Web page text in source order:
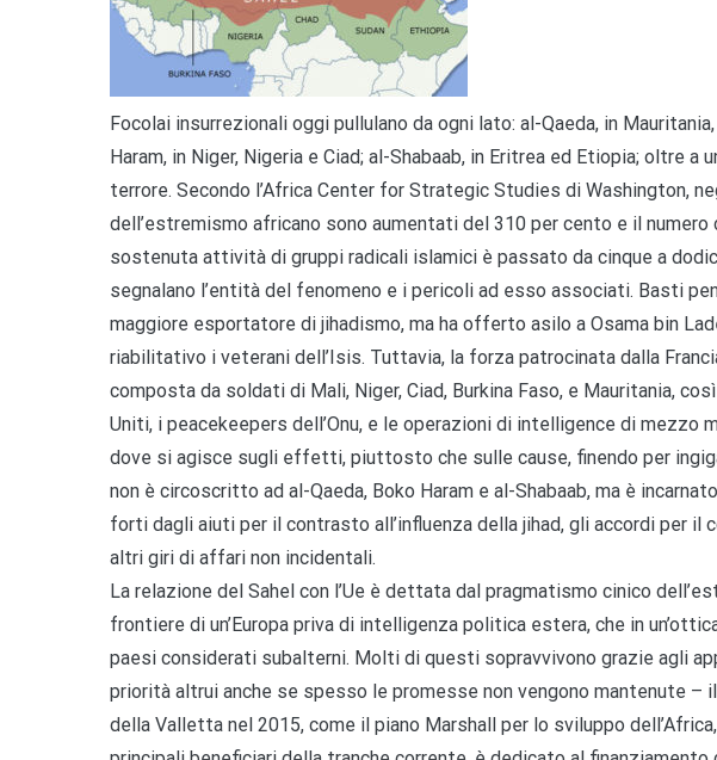
Focolai insurrezionali oggi pullulano da ogni lato: al-Qaeda, in
Haram, in Niger, Nigeria e Ciad; al-Shabaab, in Eritrea ed Etiopia; oltre
terrore. Secondo l’Africa Center for Strategic Studies di Washington,
dell’estremismo africano sono aumentati del 310 per cento e il
sostenuta attività di gruppi radicali islamici è passato da cinque a
segnalano l’entità del fenomeno e i pericoli ad esso associati. Basti
maggiore esportatore di jihadismo, ma ha offerto asilo a Osama bin
riabilitativo i veterani dell’Isis. Tuttavia, la forza patrocinata dalla
composta da soldati di Mali, Niger, Ciad, Burkina Faso, e Mauritania,
Uniti, i peacekeepers dell’Onu, e le operazioni di intelligence di mezzo
dove si agisce sugli effetti, piuttosto che sulle cause, finendo per
non è circoscritto ad al-Qaeda, Boko Haram e al-Shabaab, ma è
forti dagli aiuti per il contrasto all’influenza della jihad, gli accordi per il
altri giri di affari non incidentali.
La relazione del Sahel con l’Ue è dettata dal pragmatismo cinico
frontiere di un’Europa priva di intelligenza politica estera, che in
paesi considerati subalterni. Molti di questi sopravvivono grazie agli
priorità altrui anche se spesso le promesse non vengono mantenute –
della Valletta nel 2015, come il piano Marshall per lo sviluppo